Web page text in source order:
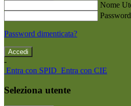
Nome
Password
Password dimenticata?
-
Entra con SPID Entra con CIE
Seleziona utente